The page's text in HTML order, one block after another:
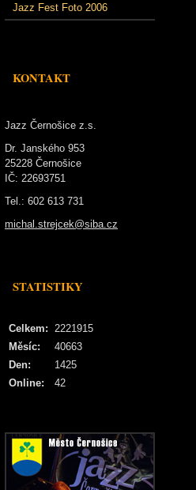
Jazz Fest Foto 2006
KONTAKT
Jazz Černošice z.s.
Dr. Janského 953
25228 Černošice
IČ: 22693751
Tel.: 602 613 731
michal.strejcek@siba.cz
STATISTIKY
Online: 42
Celkem: 2221915
Měsíc:
40663
Den:
1425